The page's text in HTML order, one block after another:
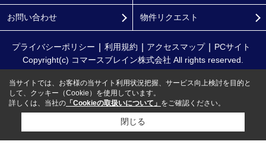
お問い合わせ 物件リクエスト
プライバシーポリシー 利用規約 アクセスマップ
PCサイト
Copyright(c) コマースブレイン株式会社 All rights reserved.
当サイトでは、お客様の当サイト利用状況把握、サービス向上検討を目的と
して、クッキー（Cookie）を使用しています。
詳しくは、当社の 「Cookieの取扱いについて」 をご確認ください。
閉じる